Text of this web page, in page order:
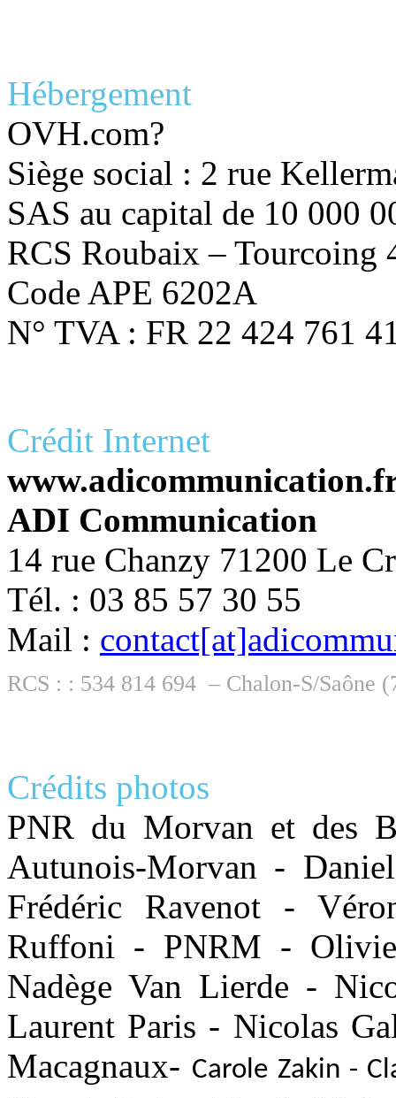
Hébergement
OVH.com?
Siège social : 2 rue
SAS au capital de 10 000
RCS Roubaix – Tourcoing
Code APE 6202A
N° TVA : FR 22 424 761
Crédit Internet
ADI Communication
14 rue Chanzy 71200 Le
Tél. : 03 85 57 30 55
Mail :
RCS : : 534 814 694 – Chalon-S/Saône
Crédits photos
PNR du Morvan et des
Autunois-Morvan -
Frédéric Ravenot -
Ruffoni - PNRM -
Nadège Van Lierde -
Laurent Paris - Nicolas
Macagnaux- Carole Zakin -